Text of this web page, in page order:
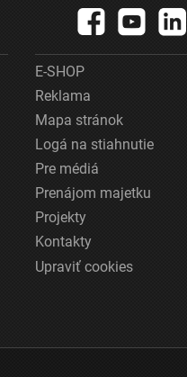
E-SHOP
Reklama
Mapa stránok
Logá na stiahnutie
Pre médiá
Prenájom majetku
Projekty
Kontakty
Upraviť cookies